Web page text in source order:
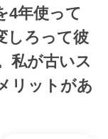
4年使って
しろって彼
私が古いス
リットがあ